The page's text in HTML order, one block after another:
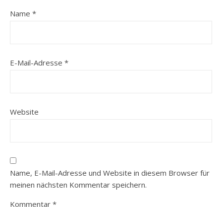
Name *
E-Mail-Adresse *
Website
Name, E-Mail-Adresse und Website in diesem Browser für
meinen nächsten Kommentar speichern.
Kommentar *